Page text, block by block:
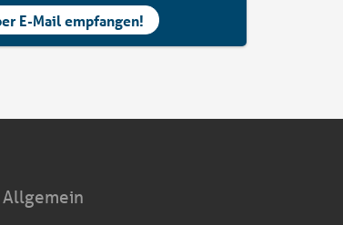
E-Mail empfangen!
Allgemein